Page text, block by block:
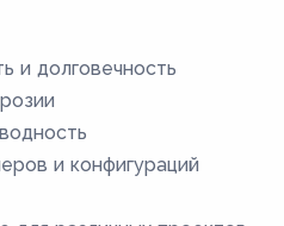
и долговечность
и конфигураций